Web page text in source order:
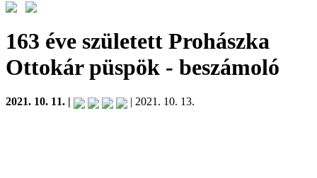
163 éve született Prohászka
Ottokár püspök - beszámoló
2021. 10. 11. | | 2021. 10. 13.